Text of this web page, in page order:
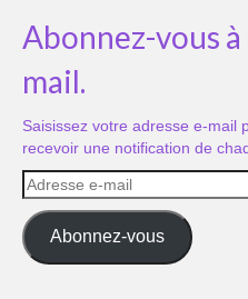
Abonnez-vous à
mail.
Saisissez votre adresse e-mail
recevoir une notification de
Adresse
e-
mail
Abonnez-vous